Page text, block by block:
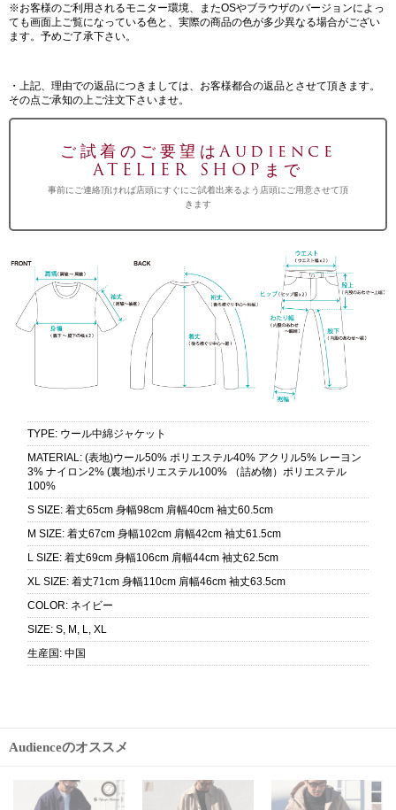
※お客様のご利用されるモニター環境、またOSやブラウザのバージョンによっ
ても画面上ご覧になっている色と、実際の商品の色が多少異なる場合がござい
ます。予めご了承下さい。
・上記、理由での返品につきましては、お客様都合の返品とさせて頂きます。
その点ご承知の上ご注文下さいませ。
ご試着のご要望はAudience
ATELIER SHOPまで
事前にご連絡頂ければ店頭にすぐにご試着出来るよう店頭にご用意させて頂
きます
TYPE: ウール中綿ジャケット
MATERIAL: (表地)ウール50% ポリエステル40% アクリル5% レーヨン
3% ナイロン2% (裏地)ポリエステル100% （詰め物）ポリエステル
100%
S SIZE: 着丈65cm 身幅98cm 肩幅40cm 袖丈60.5cm
M SIZE: 着丈67cm 身幅102cm 肩幅42cm 袖丈61.5cm
L SIZE: 着丈69cm 身幅106cm 肩幅44cm 袖丈62.5cm
XL SIZE: 着丈71cm 身幅110cm 肩幅46cm 袖丈63.5cm
COLOR: ネイビー
SIZE: S, M, L, XL
生産国 : 中国
Audienceのオススメ